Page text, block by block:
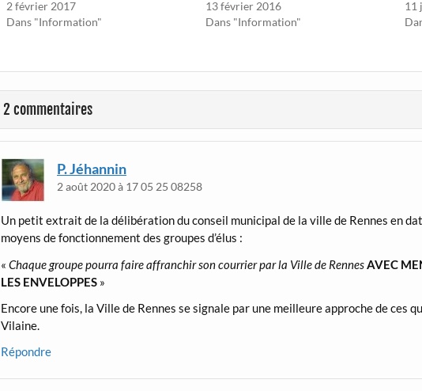
2 février 2017
Dans "Information"
13 février 2016
Dans "Information"
11
2 commentaires
P. Jéhannin
2 août 2020 à 17 05 25 08258
Un petit extrait de la délibération du conseil municipal de la ville de Rennes en
moyens de fonctionnement des groupes d’élus :
« Chaque groupe pourra faire affranchir son courrier par la Ville de Rennes AVEC
LES ENVELOPPES»
Encore une fois, la Ville de Rennes se signale par une meilleure approche de ces
Vilaine.
Répondre